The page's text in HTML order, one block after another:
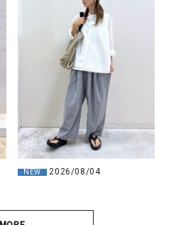
NEW 2026/08/04